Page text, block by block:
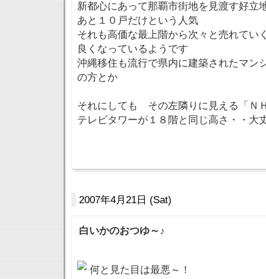
新都心にあって那覇市街地を見渡す好
あと１０戸だけという人気
それも高価な最上階から次々と売れてい
良くなっているようです
沖縄移住も流行で県内に建築されたマン
の方とか
それにしても その左隣りに見える「Ｎ
テレビタワーが１８階と同じ高さ・・大
2007年4月21日 (Sat)
白いかのおつゆ～♪
何と見た目は最悪～！